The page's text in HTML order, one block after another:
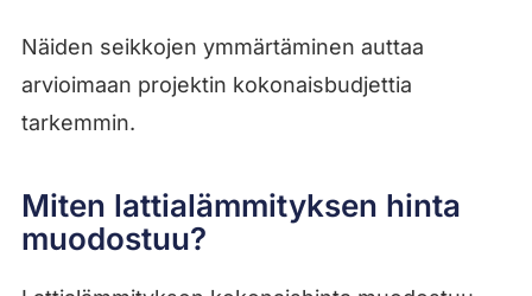
Näiden seikkojen ymmärtäminen auttaa
arvioimaan projektin kokonaisbudjettia
tarkemmin.
Miten lattialämmityksen hinta
muodostuu?